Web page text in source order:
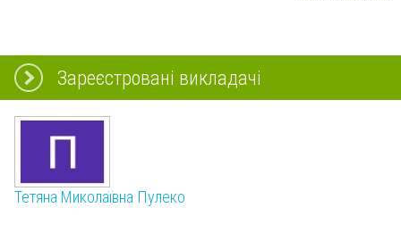
Зареєстровані викладачі
Тетяна Миколаївна Пулеко